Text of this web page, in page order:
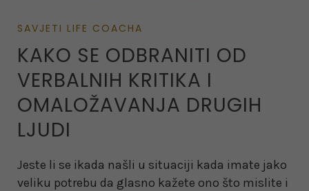
SAVJETI LIFE COACHA
KAKO SE ODBRANITI OD
VERBALNIH KRITIKA I
OMALOŽAVANJA DRUGIH
LJUDI
Jeste li se ikada našli u situaciji kada imate jako
veliku potrebu da glasno kažete ono što mislite i